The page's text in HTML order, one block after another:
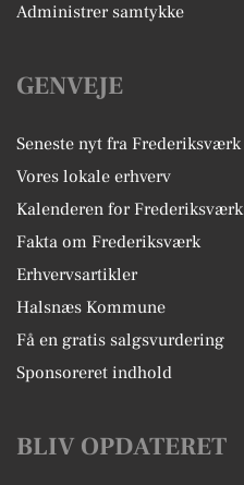
Administrer samtykke
GENVEJE
Seneste nyt fra Frederiksværk
Vores lokale erhverv
Kalenderen for Frederiksværk
Fakta om Frederiksværk
Erhvervsartikler
Halsnæs Kommune
Få en gratis salgsvurdering
Sponsoreret indhold
BLIV OPDATERET